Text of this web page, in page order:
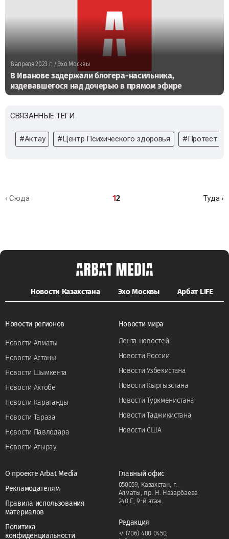
8 апреля 2023 г. / Эхо Москвы
В Иванове задержали блогера-насильника,
издевавшегося над дочерью в прямом эфире
СВЯЗАННЫЕ ТЕГИ
#Актау #Центр Психического здоровья #Протест
‹ Сюда 12 Туда ›
Новости Казахстана Эхо Москвы Арбат LIFE
Новости регионов
Новости Алматы
Новости Астаны
Новости Шымкента
Новости Актобе
Новости Караганды
Новости Тараза
Новости Павлодара
Новости Атырау
Новости мира
Лента новостей
Новости России
Новости Узбекистана
Новости Кыргызстана
Новости Туркменистана
Новости Таджикистана
Новости США
О проекте Arbat Media
Рекламодателям
Правила использования
материалов
Политика
конфиденциальности
Главный офис
050059, Казахстан, г.
Алматы, пр. Н. Назарбаева
240 Г, 9-й этаж.
Редакция
+7 (706) 400 0450,